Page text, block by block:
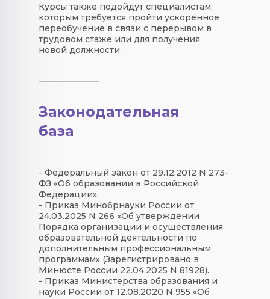
Курсы также подойдут специалистам,
которым требуется пройти ускоренное
переобучение в связи с перерывом в
трудовом стаже или для получения
новой должности.
Законодательная
база
- Федеральный закон от 29.12.2012 N 273-
ФЗ «Об образовании в Российской
Федерации».
- Приказ Минобрнауки России от
24.03.2025 N 266 «Об утверждении
Порядка организации и осуществления
образовательной деятельности по
дополнительным профессиональным
программам» (Зарегистрировано в
Минюсте России 22.04.2025 N 81928).
- Приказ Министерства образования и
науки России от 12.08.2020 N 955 «Об